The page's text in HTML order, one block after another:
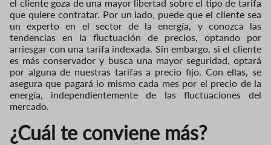
el cliente goza de una mayor libertad sobre el tipo de tarifa
que quiere contratar. Por un lado, puede que el cliente sea
un experto en el sector de la energía, y conozca las
tendencias en la fluctuación de precios, optando por
arriesgar con una tarifa indexada. Sin embargo, si el cliente
es más conservador y busca una mayor seguridad, optará
por alguna de nuestras tarifas a precio fijo. Con ellas, se
asegura que pagará lo mismo cada mes por el precio de la
energía, independientemente de las fluctuaciones del
mercado.
¿Cuál te conviene más?